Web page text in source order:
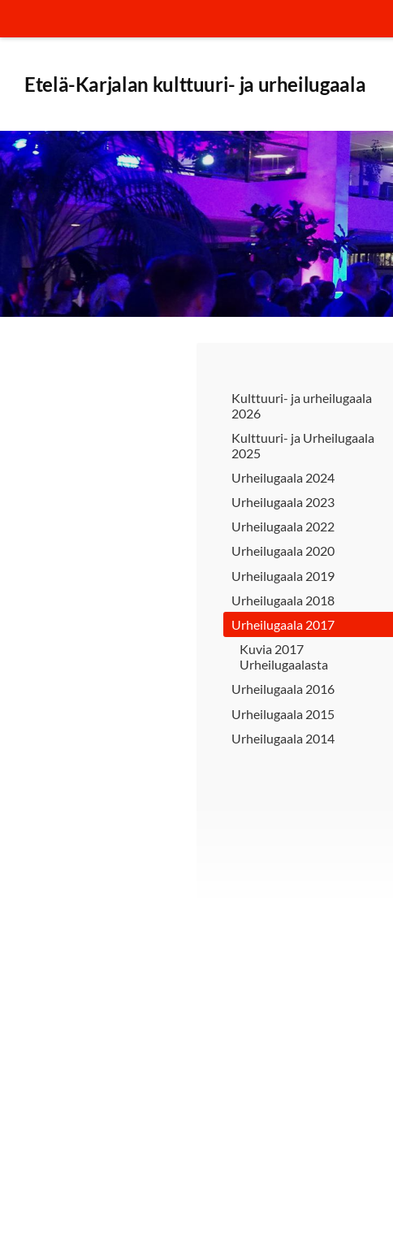
sivun
Etelä-Karjalan kulttuuri- ja urheilugaala
Kulttuuri- ja urheilugaala
2026
Kulttuuri- ja Urheilugaala
2025
Urheilugaala 2024
Urheilugaala 2023
Urheilugaala 2022
Urheilugaala 2020
Urheilugaala 2019
Urheilugaala 2018
Urheilugaala 2017
Kuvia 2017
Urheilugaalasta
Urheilugaala 2016
Urheilugaala 2015
Urheilugaala 2014